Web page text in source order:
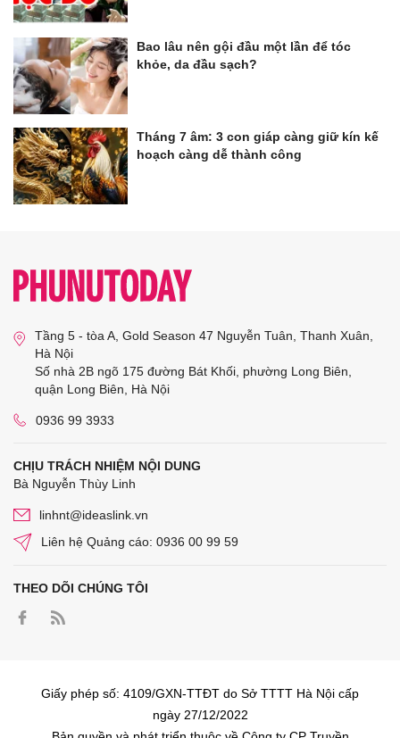
Bao lâu nên gội đầu một lần để tóc
khỏe, da đầu sạch?
Tháng 7 âm: 3 con giáp càng giữ kín kế
hoạch càng dễ thành công
Tầng 5 - tòa A, Gold Season 47 Nguyễn Tuân, Thanh Xuân,
Hà Nội
Số nhà 2B ngõ 175 đường Bát Khối, phường Long Biên,
quận Long Biên, Hà Nội
0936 99 3933
CHỊU TRÁCH NHIỆM NỘI DUNG
Bà Nguyễn Thùy Linh
linhnt@ideaslink.vn
Liên hệ Quảng cáo: 0936 00 99 59
THEO DÕI CHÚNG TÔI
Giấy phép số: 4109/GXN-TTĐT do Sở TTTT Hà Nội cấp
ngày 27/12/2022